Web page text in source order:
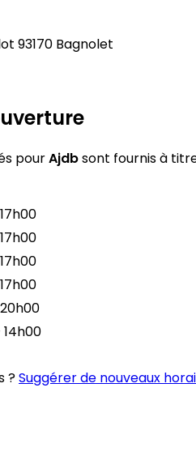
93170 Bagnolet
pourAjdbsont fournis à
14h00
?Suggérer de nouveaux